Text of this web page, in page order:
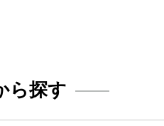
ら探す